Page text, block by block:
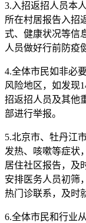
3.入招返招人员本
所在村居报告入招
式、健康状况等信
人员做好行前防疫
4.全体市民如非必
风险地区，如发现
招返招人员及其他
部进行举报。
5.北京市、牡丹江
发热、咳嗽等症状
居住社区报告，及
安排医务人员初筛
热门诊联系，及时
6.全体市民和行业